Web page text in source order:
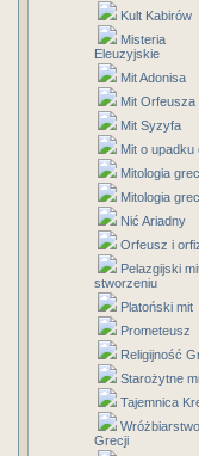
Kult Kabirów
Misteria
Eleuzyjskie
Mit Adonisa
Mit Orfeusza
Mit Syzyfa
Mit o upadku
Mitologia
Mitologia
Nić Ariadny
Orfeusz i
Pelazgijski
stworzeniu
Platoński mit
Prometeusz
Religijność
Starożytne
Tajemnica
Grecji